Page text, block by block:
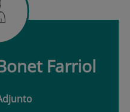
Farriol